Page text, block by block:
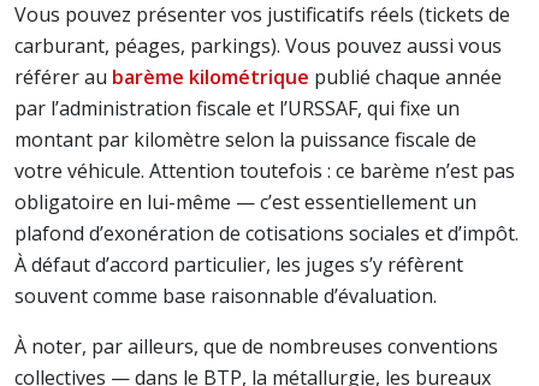
Vous pouvez présenter vos justificatifs réels (tickets de
carburant, péages, parkings). Vous pouvez aussi vous
référer au barème kilométrique publié chaque année
par l’administration fiscale et l’URSSAF, qui fixe un
montant par kilomètre selon la puissance fiscale de
votre véhicule. Attention toutefois : ce barème n’est pas
obligatoire en lui-même — c’est essentiellement un
plafond d’exonération de cotisations sociales et d’impôt.
À défaut d’accord particulier, les juges s’y réfèrent
souvent comme base raisonnable d’évaluation.
À noter, par ailleurs, que de nombreuses conventions
collectives — dans le BTP, la métallurgie, les bureaux